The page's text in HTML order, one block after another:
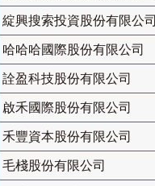
綻興搜索投資股份有限公司
哈哈哈國際股份有限公司
詮盈科技股份有限公司
啟禾國際股份有限公司
禾豐資本股份有限公司
毛棧股份有限公司